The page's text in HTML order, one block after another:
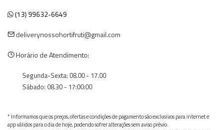
(13) 99632-6649
deliverynossohortifruti@gmail.com
Horário de Atendimento:
Segunda-Sexta: 08.00 - 17.00
Sábado: 08.30 - 17:00:00
* Informamos que os preços, ofertas e condições de pagamento são exclusivos para internet e
app válidos para o dia de hoje, podendo sofrer alterações sem aviso prévio.